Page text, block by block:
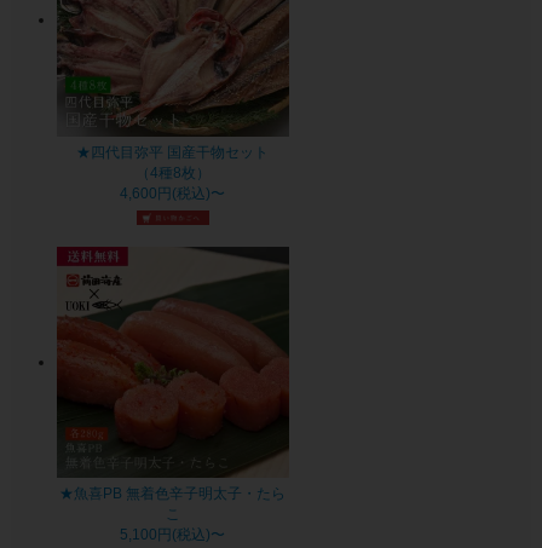
★四代目弥平 国産干物セット
（4種8枚）
4,600円(税込)〜
★魚喜PB 無着色辛子明太子・たら
こ
5,100円(税込)〜